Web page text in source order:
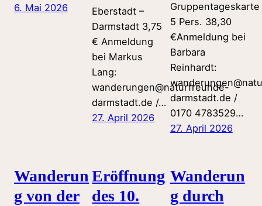
6. Mai 2026
Eberstadt –
Darmstadt 3,75
€ Anmeldung
bei Markus
Lang:
wanderungen@naturfreunde-
darmstadt.de /…
27. April 2026
Gruppentageskarte
5 Pers. 38,30
€Anmeldung bei
Barbara
Reinhardt:
darmstadt.de /
0170 4783529…
27. April 2026
Wanderun
g von der
Eröffnung
des 10.
Wanderun
g durch